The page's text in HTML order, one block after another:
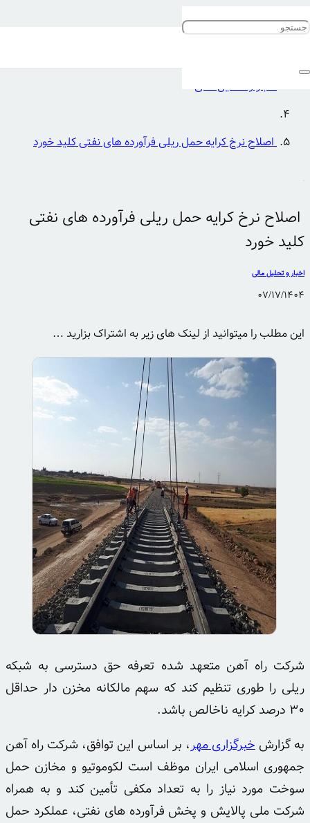
اخبار و تحلیل مالی
اصلاح نرخ کرایه حمل ریلی فرآورده های نفتی کلید خورد
اصلاح نرخ کرایه حمل ریلی فرآورده های نفتی
کلید خورد
اخبار و تحلیل مالی
07/17/1404
این مطلب را میتوانید از لینک های زیر به اشتراک بزارید …
شرکت راه آهن متعهد شده تعرفه حق دسترسی به شبکه
ریلی را طوری تنظیم کند که سهم مالکانه مخزن دار حداقل
۳۰ درصد کرایه ناخالص باشد.
به گزارشخبرگزاری مهر، بر اساس این توافق، شرکت راه آهن
جمهوری اسلامی ایران موظف است لکوموتیو و مخازن حمل
سوخت مورد نیاز را به تعداد مکفی تأمین کند و به همراه
شرکت ملی پالایش و پخش فرآورده های نفتی، عملکرد حمل